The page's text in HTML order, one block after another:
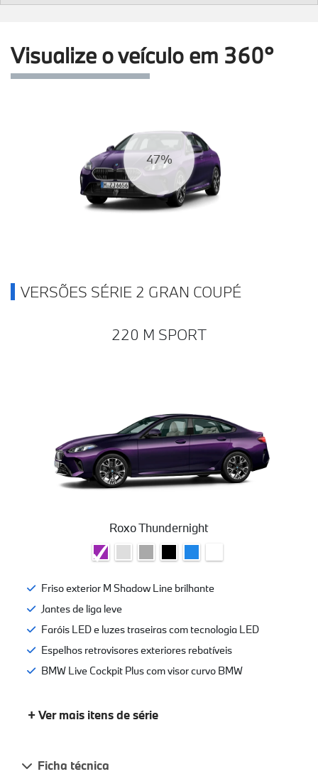
Visualize o veículo em 360°
50%
VERSÕES SÉRIE 2 GRAN COUPÉ
220 M SPORT
Roxo Thundernight
Friso exterior M Shadow Line brilhante
Jantes de liga leve
Faróis LED e luzes traseiras com tecnologia LED
Espelhos retrovisores exteriores rebatíveis
BMW Live Cockpit Plus com visor curvo BMW
+ Ver mais itens de série
Ficha técnica